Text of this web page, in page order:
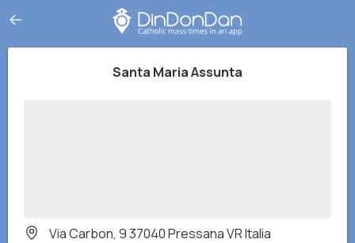
Santa Maria Assunta
Via Carbon, 9 37040 Pressana VR Italia